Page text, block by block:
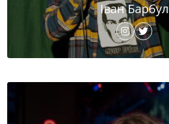
Іван Барбул